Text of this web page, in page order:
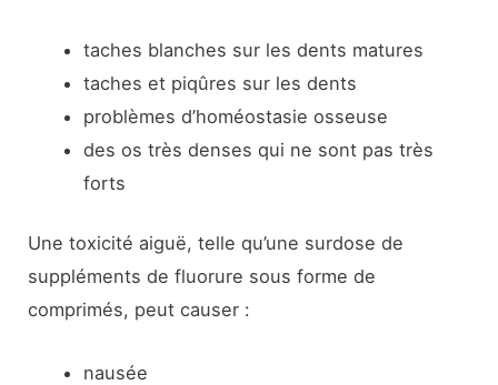
taches blanches sur les dents matures
taches et piqûres sur les dents
problèmes d’homéostasie osseuse
des os très denses qui ne sont pas très
forts
Une toxicité aiguë, telle qu’une surdose de
suppléments de fluorure sous forme de
comprimés, peut causer :
nausée